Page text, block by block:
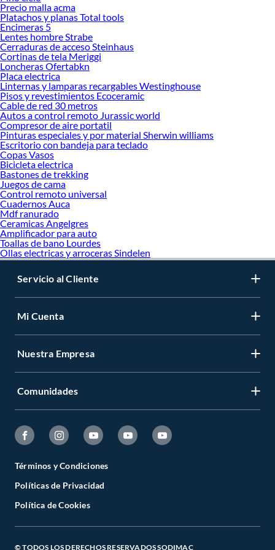
Precio malla acma
Platachos y planas Total tools
Encimeras 5
Lentes hombre Strabe
Cerraduras de acceso Steinhaus
Cortinas de tela Meriggi
Loncheras Ofertabkn
Placa electrica
Linternas y lamparas recargables Westinghouse
Pisos y revestimientos Ecoceramic
Cable de red 30 metros
Autos a control remoto Jurassic world
Compresor de aire portatil
Pinturas especiales y por material Sherwin williams
Escritorio con bandeja para teclado
Copas Vasos
Bicicleta electrica
Bastones de trekking
Juegos de cama
Control remoto universal
Cuadernos Auca
Mdf ranurado
Ceramicas Angelgres
Amplificador para auto
Toallas de bano Lourdes
Ollas electricas y arroceras Sindelen
Servicio al Cliente
Mi Cuenta
Nuestra Empresa
Comunidades
Términos y Condiciones
Políticas de Privacidad
Política de Cookies
© TODOS LOS DERECHOS RESERVADOS SODIMAC